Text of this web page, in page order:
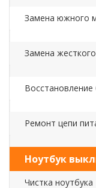
Замена южного
Замена
Ремонт цепи
Ноутбук
Чистка ноутбука